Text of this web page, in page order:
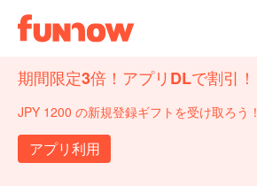
期間限定3倍！アプリDLで割引！
JPY 1200 の新規登録ギフトを受け取ろう！
アプリ利用